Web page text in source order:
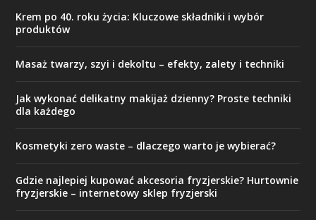
Krem po 40. roku życia: Kluczowe składniki i wybór
produktów
Masaż twarzy, szyi i dekoltu – efekty, zalety i techniki
Jak wykonać delikatny makijaż dzienny? Proste techniki
dla każdego
Kosmetyki zero waste – dlaczego warto je wybierać?
Gdzie najlepiej kupować akcesoria fryzjerskie? Hurtownie
fryzjerskie – internetowy sklep fryzjerski